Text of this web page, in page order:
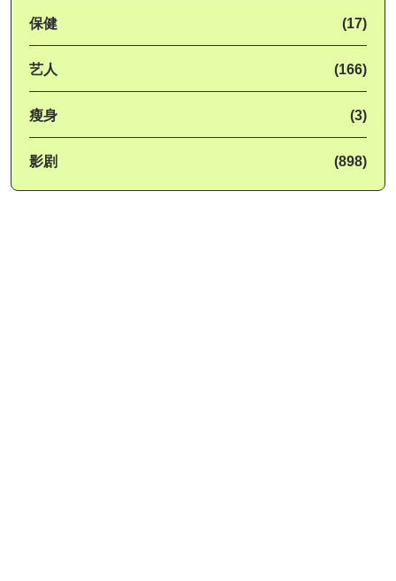
保健 (17)
艺人 (166)
瘦身 (3)
影剧 (898)